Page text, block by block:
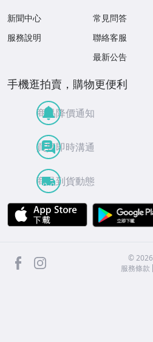
新聞中心
服務說明
常見問答
聯絡客服
最新公告
手機逛拍賣，購物更便利
商品降價通知
買賣即時溝通
商品到貨動態
APP Store
facebook ©2026
服務條款